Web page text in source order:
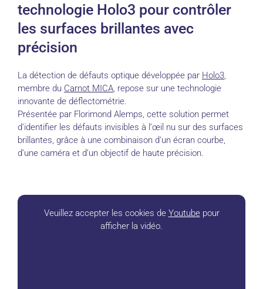
technologie Holo3 pour contrôler
les surfaces brillantes avec
précision
La détection de défauts optique développée par Holo3,
membre du Carnot MICA, repose sur une technologie
innovante de déflectométrie.
Présentée par Florimond Alemps, cette solution permet
d’identifier les défauts invisibles à l’œil nu sur des surfaces
brillantes, grâce à une combinaison d’un écran courbe,
d’une caméra et d’un objectif de haute précision.
Veuillez accepter les cookies de Youtubepour
afficher la vidéo.